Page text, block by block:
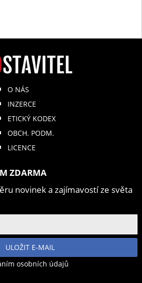
O NÁS
INZERCE
ETICKÝ KODEX
OBCH. PODM.
LICENCE
ZDARMA
novinek a zajímavostí ze světa
ULOŽIT E-MAIL
osobních údajů